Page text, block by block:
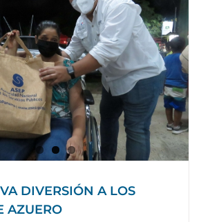
DIVERSIÓN A LOS
AZUERO